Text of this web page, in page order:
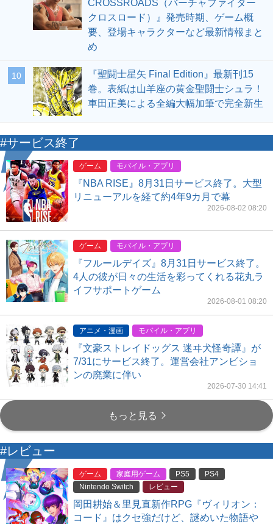
CROSSROADS（バーチャファイター
クロスロード）』発売時期、ゲーム概
要、登場キャラクターなど最新情報まと
め
10
『聖闘士星矢 Final Edition』最新刊15
巻。表紙は山羊座の黄金聖闘士シュラ！
車田正美による全編大幅加筆で完全新生
#サービス終了
ゲーム モバイル・アプリ
『NBA RISE』8月31日サービス終了。大型
リニューアルを経て約4年9カ月で幕
2026-08-02 08:20
ゲーム モバイル・アプリ
『フルールデイズ』8月31日サービス終了。
4人の彼が日々の生活を彩ってくれる花丸ラ
イフサポートゲーム
2026-08-01 08:20
アニメ・漫画 モバイル・アプリ
『文豪ストレイドッグス 迷ヰ犬怪奇譚』が
7/31にサービス終了。運営会社アンビショ
ンの廃業に伴い
2026-07-30 14:41
もっと見る
#レビュー
ゲーム 家庭用ゲーム PS5
PS4
Nintendo Switch
レビュー
岡田耕始＆里見直新作RPG『ヴィリオン：
コード』はクセ強だけど、謎めいた物語や